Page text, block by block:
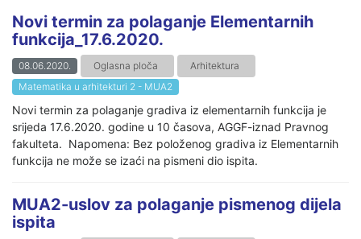
Novi termin za polaganje Elementarnih
funkcija_17.6.2020.
08.06.2020. Oglasna ploča
Arhitektura
Matematika u arhitekturi 2 - MUA2
Novi termin za polaganje gradiva iz elementarnih funkcija je
srijeda 17.6.2020. godine u 10 časova, AGGF-iznad Pravnog
fakulteta. Napomena: Bez položenog gradiva iz Elementarnih
funkcija ne može se izaći na pismeni dio ispita.
MUA2-uslov za polaganje pismenog dijela
ispita